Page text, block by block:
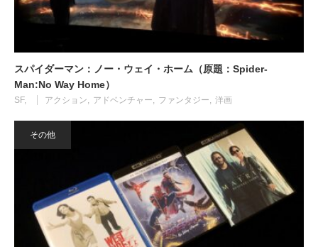
スパイダーマン：ノー・ウェイ・ホーム（原題：Spider-
Man:No Way Home）
SF アクション アドベンチャー ファンタジー 洋画
その他